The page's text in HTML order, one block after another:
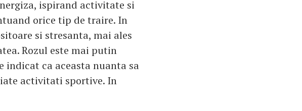
ispirand activitate si
orice tip de traire. In
si stresanta, mai ales
Rozul este mai putin
indicat ca aceasta nuanta sa
activitati sportive. In